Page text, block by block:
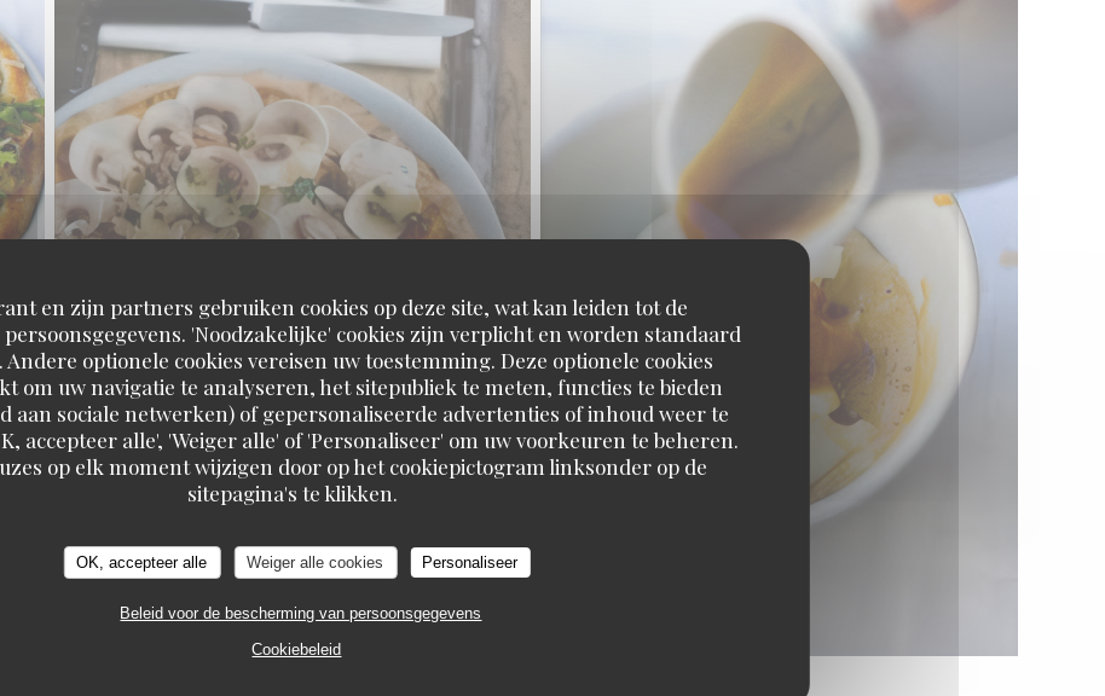
en zijn partners gebruiken cookies op deze site, wat kan leiden tot de
'Noodzakelijke' cookies zijn verplicht en worden standaard
optionele cookies vereisen uw toestemming. Deze optionele cookies
om uw navigatie te analyseren, het sitepubliek te meten, functies te bieden
aan sociale netwerken) of gepersonaliseerde advertenties of inhoud weer te
accepteer alle', 'Weiger alle' of 'Personaliseer' om uw voorkeuren te beheren.
op elk moment wijzigen door op het cookiepictogram linksonder op de
sitepagina's te klikken.
OK, accepteer alle Weiger alle cookies Personaliseer
Beleid voor de bescherming van persoonsgegevens
Cookiebeleid